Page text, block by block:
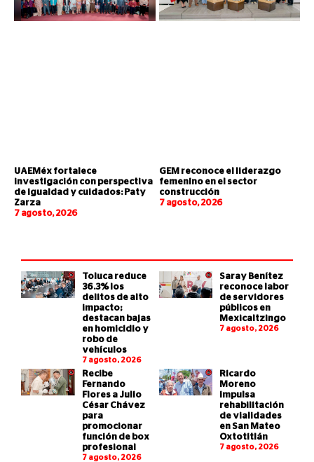
UAEMéx fortalece
investigación con perspectiva
de igualdad y cuidados: Paty
Zarza
7 agosto, 2026
GEM reconoce el liderazgo
femenino en el sector
construcción
7 agosto, 2026
Toluca reduce
36.3% los
delitos de alto
impacto;
destacan bajas
en homicidio y
robo de
vehículos
7 agosto, 2026
Saray Benítez
reconoce labor
de servidores
públicos en
Mexicaltzingo
7 agosto, 2026
Recibe
Fernando
Flores a Julio
César Chávez
para
promocionar
función de box
profesional
7 agosto, 2026
Ricardo
Moreno
impulsa
rehabilitación
de vialidades
en San Mateo
Oxtotitlán
7 agosto, 2026